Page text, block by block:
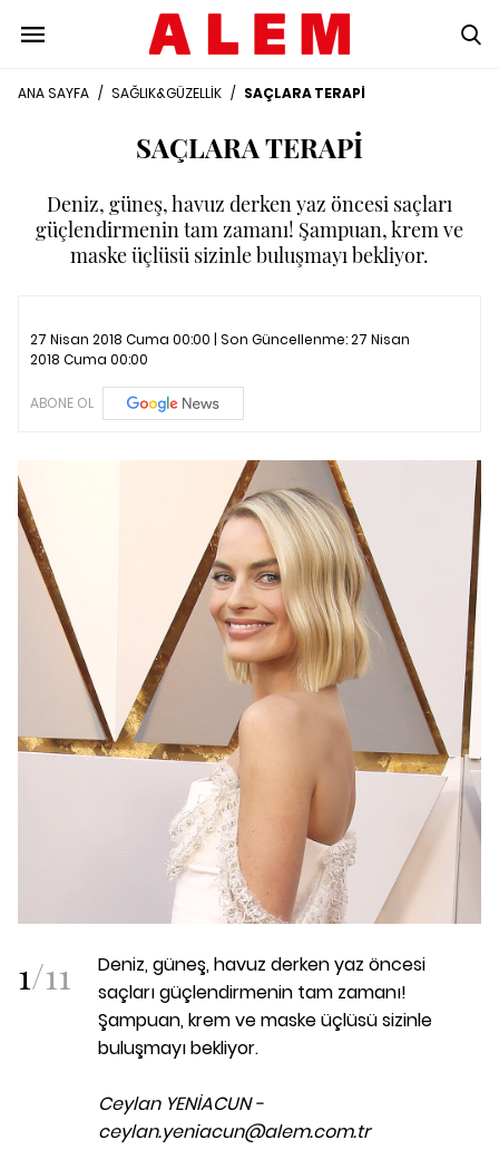
ANA SAYFA / SAĞLIK&GÜZELLİK / SAÇLARA TERAPİ
SAÇLARA TERAPİ
Deniz, güneş, havuz derken yaz öncesi saçları
güçlendirmenin tam zamanı! Şampuan, krem ve
maske üçlüsü sizinle buluşmayı bekliyor.
27 Nisan 2018 Cuma 00:00 | Son Güncellenme:27 Nisan
2018 Cuma 00:00
ABONE OL
1/11
Deniz, güneş, havuz derken yaz öncesi
saçları güçlendirmenin tam zamanı!
Şampuan, krem ve maske üçlüsü sizinle
buluşmayı bekliyor.
Ceylan YENİACUN -
ceylan.yeniacun@alem.com.tr